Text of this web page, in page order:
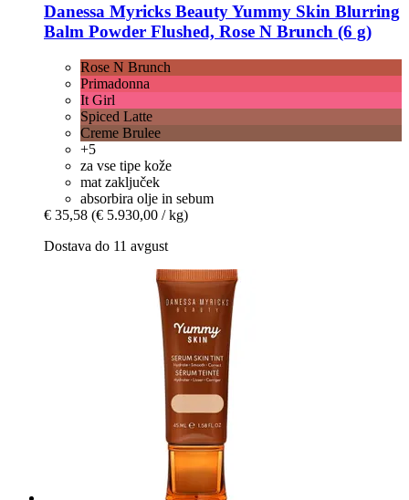
Danessa Myricks BeautyYummy Skin Blurring
Balm Powder Flushed, Rose N Brunch (6 g)
Rose N Brunch
Primadonna
It Girl
Spiced Latte
Creme Brulee
+5
za vse tipe kože
mat zaključek
absorbira olje in sebum
€ 35,58 (€ 5.930,00 / kg)
Dostava do 11 avgust